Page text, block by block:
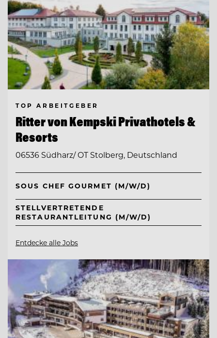
TOP ARBEITGEBER
Ritter von Kempski Privathotels &
Resorts
06536 Südharz/ OT Stolberg, Deutschland
SOUS CHEF GOURMET (M/W/D)
STELLVERTRETENDE
RESTAURANTLEITUNG (M/W/D)
Entdecke alle Jobs